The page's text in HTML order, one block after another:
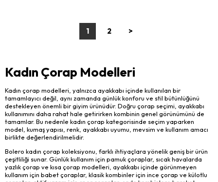
1 2 >
Kadın Çorap Modelleri
Kadın çorap modelleri, yalnızca ayakkabı içinde kullanılan bir
tamamlayıcı değil, aynı zamanda günlük konforu ve stil bütünlüğünü
destekleyen önemli bir giyim ürünüdür. Doğru çorap seçimi, ayakkabı
kullanımını daha rahat hale getirirken kombinin genel görünümünü de
tamamlar. Bu nedenle kadın çorap kategorisinde seçim yaparken
model, kumaş yapısı, renk, ayakkabı uyumu, mevsim ve kullanım amacı
birlikte değerlendirilmelidir.
Bolero kadın çorap koleksiyonu, farklı ihtiyaçlara yönelik geniş bir ürün
çeşitliliği sunar. Günlük kullanım için pamuk çoraplar, sıcak havalarda
yazlık çorap ve kısa çorap modelleri, ayakkabı içinde görünmeyen
kullanım için babet çoraplar, klasik kombinler için ince çorap ve külotlu